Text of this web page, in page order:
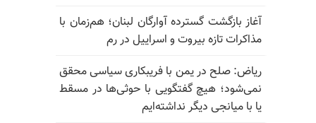
آغاز بازگشت گسترده آوارگان لبنان؛ هم‌زمان با
مذاکرات تازه بیروت و اسراییل در رم
ریاض: صلح در یمن با فریبکاری سیاسی محقق
نمی‌شود؛ هیچ گفتگویی با حوثی‌ها در مسقط
یا با میانجی دیگر نداشته‌ایم